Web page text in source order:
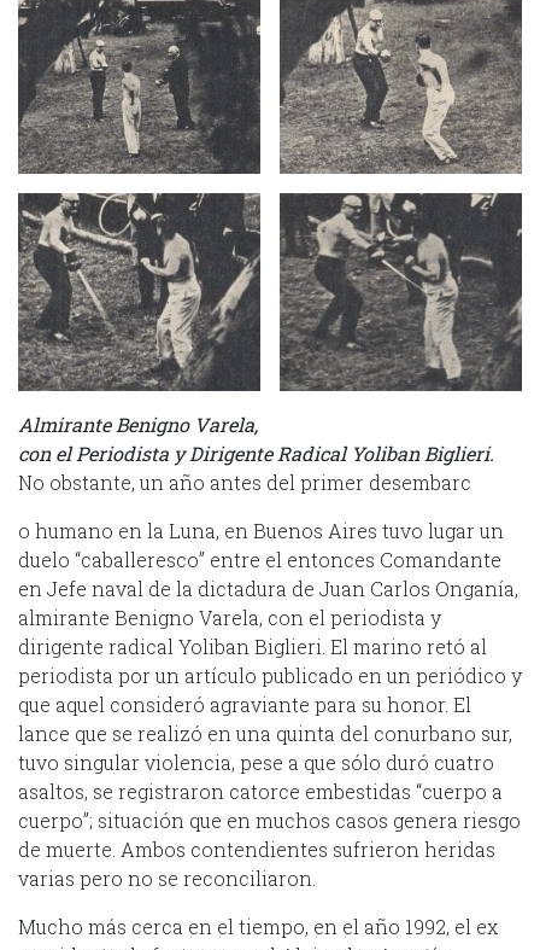
Almirante Benigno Varela,
con el Periodista y Dirigente Radical Yoliban Biglieri.
No obstante, un año antes del primer desembarc
o humano en la Luna, en Buenos Aires tuvo lugar un
duelo “caballeresco” entre el entonces Comandante
en Jefe naval de la dictadura de Juan Carlos Onganía,
almirante Benigno Varela, con el periodista y
dirigente radical Yoliban Biglieri. El marino retó al
periodista por un artículo publicado en un periódico y
que aquel consideró agraviante para su honor. El
lance que se realizó en una quinta del conurbano sur,
tuvo singular violencia, pese a que sólo duró cuatro
asaltos, se registraron catorce embestidas “cuerpo a
cuerpo”; situación que en muchos casos genera riesgo
de muerte. Ambos contendientes sufrieron heridas
varias pero no se reconciliaron.
Mucho más cerca en el tiempo, en el año 1992, el ex